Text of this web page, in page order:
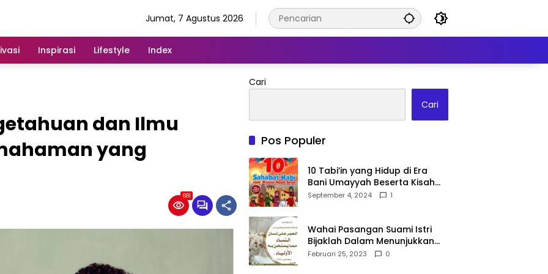
Jumat, 7 Agustus 2026
Inspirasi Lifestyle Index
dan Ilmu
yang
681
Cari
Cari
Pos Populer
10 Tabi’in yang Hidup di Era
Bani Umayyah Beserta Kisah
Teladan Mereka!
September 4, 2024 1
Wahai Pasangan Suami Istri
Bijaklah Dalam Menunjukkan
Kebahagiaanmu Di Publik
Februari 25, 2023 0